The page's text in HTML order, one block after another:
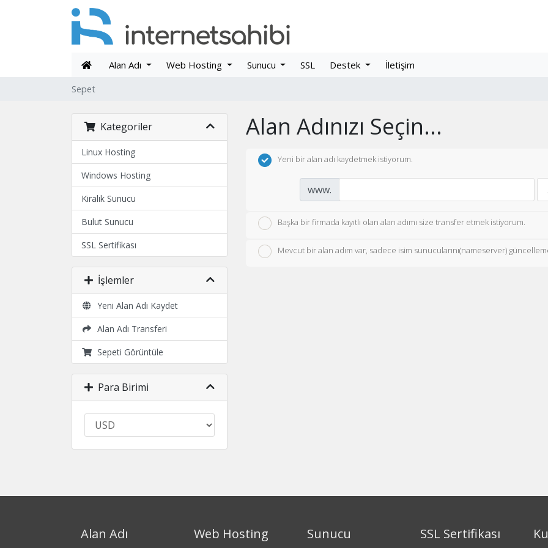
Alan Adı Web Hosting Sunucu SSL Destek İletişim
Sepet
Kategoriler
Linux Hosting
Windows Hosting
Kiralık Sunucu
Bulut Sunucu
SSL Sertifikası
İşlemler
Yeni Alan Adı Kaydet
Alan Adı Transferi
Sepeti Görüntüle
Para Birimi
Alan Adınızı Seçin...
Yeni bir alan adı kaydetmek istiyorum.
www.
Başka bir firmada kayıtlı olan alan adımı size transfer etmek istiyorum.
Mevcut bir alan adım var, sadece isim sunucularını(nameserver)
Alan Adı Web Hosting Sunucu SSL Sertifikası